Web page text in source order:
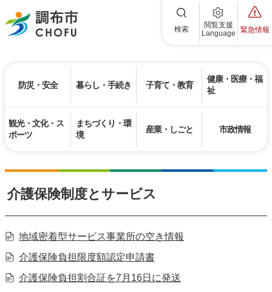
調布市 検索
閲覧支援
Language
緊急情報
防災・安全 暮らし・手続き 子育て・教育
健康・医療・福
祉
観光・文化・ス
ポーツ
まちづくり・環
境
産業・しごと 市政情報
介護保険制度とサービス
地域密着型サービス事業所の空き情報
介護保険負担限度額認定申請書
介護保険負担割合証を7月16日に発送